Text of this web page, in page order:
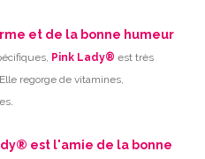
et de la bonne humeur
Pink Lady® est très
regorge de vitamines,
est l'amie de la bonne